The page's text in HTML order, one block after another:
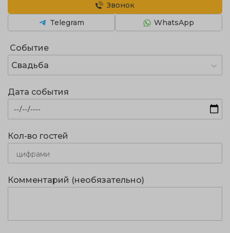
Событие
Свадьба
Дата события
Кол-во гостей
Звонок
WhatsApp
Telegram
Комментарий (необязательно)